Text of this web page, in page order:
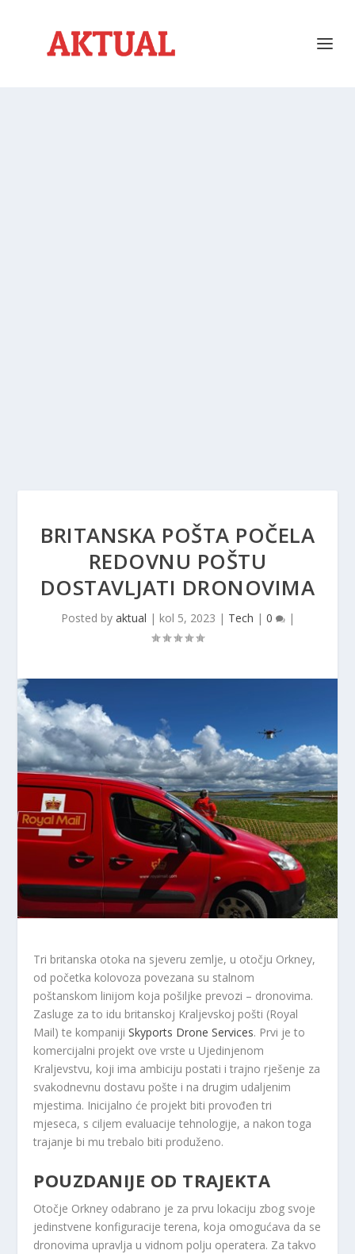
BRITANSKA POŠTA POČELA
REDOVNU POŠTU
DOSTAVLJATI DRONOVIMA
Posted by aktual | kol 5, 2023 | Tech | 0 |
Tri britanska otoka na sjeveru zemlje, u otočju Orkney,
od početka kolovoza povezana su stalnom
poštanskom linijom koja pošiljke prevozi – dronovima.
Zasluge za to idu britanskoj Kraljevskoj pošti (Royal
Mail) te kompanijiSkyports Drone Services. Prvi je to
komercijalni projekt ove vrste u Ujedinjenom
Kraljevstvu, koji ima ambiciju postati i trajno rješenje za
svakodnevnu dostavu pošte i na drugim udaljenim
mjestima. Inicijalno će projekt biti provođen tri
mjeseca, s ciljem evaluacije tehnologije, a nakon toga
trajanje bi mu trebalo biti produženo.
POUZDANIJE OD TRAJEKTA
Otočje Orkney odabrano je za prvu lokaciju zbog svoje
jedinstvene konfiguracije terena, koja omogućava da se
dronovima upravlja u vidnom polju operatera. Za takvo